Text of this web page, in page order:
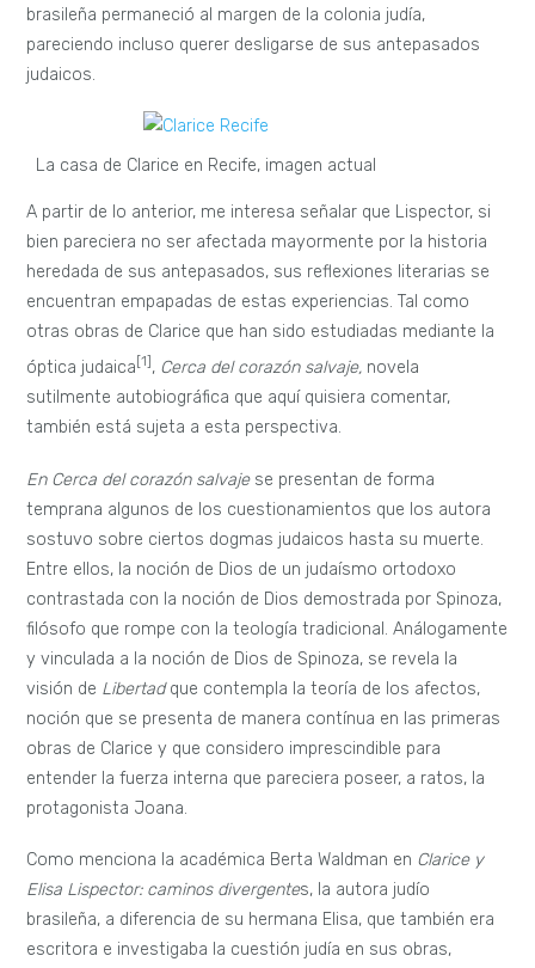
brasileña permaneció al margen de la colonia judía,
pareciendo incluso querer desligarse de sus antepasados
judaicos.
La casa de Clarice en Recife, imagen actual
A partir de lo anterior, me interesa señalar que Lispector, si
bien pareciera no ser afectada mayormente por la historia
heredada de sus antepasados, sus reflexiones literarias se
encuentran empapadas de estas experiencias. Tal como
otras obras de Clarice que han sido estudiadas mediante la
óptica judaica [1] , Cerca del corazón salvaje, novela
sutilmente autobiográfica que aquí quisiera comentar,
también está sujeta a esta perspectiva.
En Cerca del corazón salvajese presentan de forma
temprana algunos de los cuestionamientos que los autora
sostuvo sobre ciertos dogmas judaicos hasta su muerte.
Entre ellos, la noción de Dios de un judaísmo ortodoxo
contrastada con la noción de Dios demostrada por Spinoza,
filósofo que rompe con la teología tradicional. Análogamente
y vinculada a la noción de Dios de Spinoza, se revela la
visión de Libertadque contempla la teoría de los afectos,
noción que se presenta de manera contínua en las primeras
obras de Clarice y que considero imprescindible para
entender la fuerza interna que pareciera poseer, a ratos, la
protagonista Joana.
Como menciona la académica Berta Waldman en Clarice y
Elisa Lispector: caminos divergentes, la autora judío
brasileña, a diferencia de su hermana Elisa, que también era
escritora e investigaba la cuestión judía en sus obras,